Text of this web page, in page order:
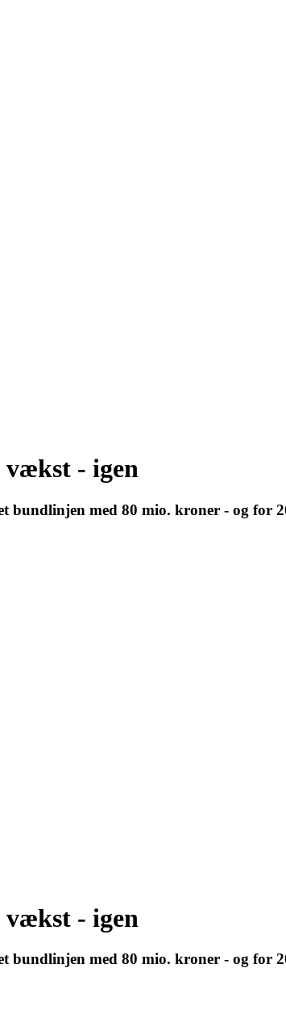
vækst - igen
bundlinjen med 80 mio. kroner - og for
vækst - igen
bundlinjen med 80 mio. kroner - og for